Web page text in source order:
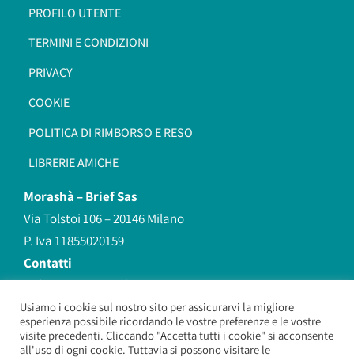
PROFILO UTENTE
TERMINI E CONDIZIONI
PRIVACY
COOKIE
POLITICA DI RIMBORSO E RESO
LIBRERIE AMICHE
Morashà –Brief Sas
Via Tolstoi 106 – 20146 Milano
P. Iva 11855020159
Contatti
redazione@morasha.it
339 8596707
(anche Whatsapp)
Usiamo i cookie sul nostro sito per assicurarvi la migliore
esperienza possibile ricordando le vostre preferenze e le vostre
visite precedenti. Cliccando "Accetta tutti i cookie" si acconsente
all'uso di ogni cookie. Tuttavia si possono visitare le